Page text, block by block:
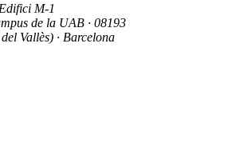
M-1
de la UAB · 08193
Vallès) · Barcelona